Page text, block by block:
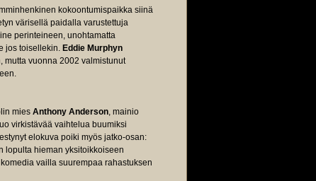
kokoontumispaikka siinä
värisellä paidalla varustettuja
perinteineen, unohtamatta
jos toisellekin. Eddie Murphyn
mutta vuonna 2002 valmistunut
mies Anthony Anderson, mainio
virkistävää vaihtelua buumiksi
elokuva poiki myös jatko-osan:
lopulta hieman yksitoikkoiseen
vailla suurempaa rahastuksen